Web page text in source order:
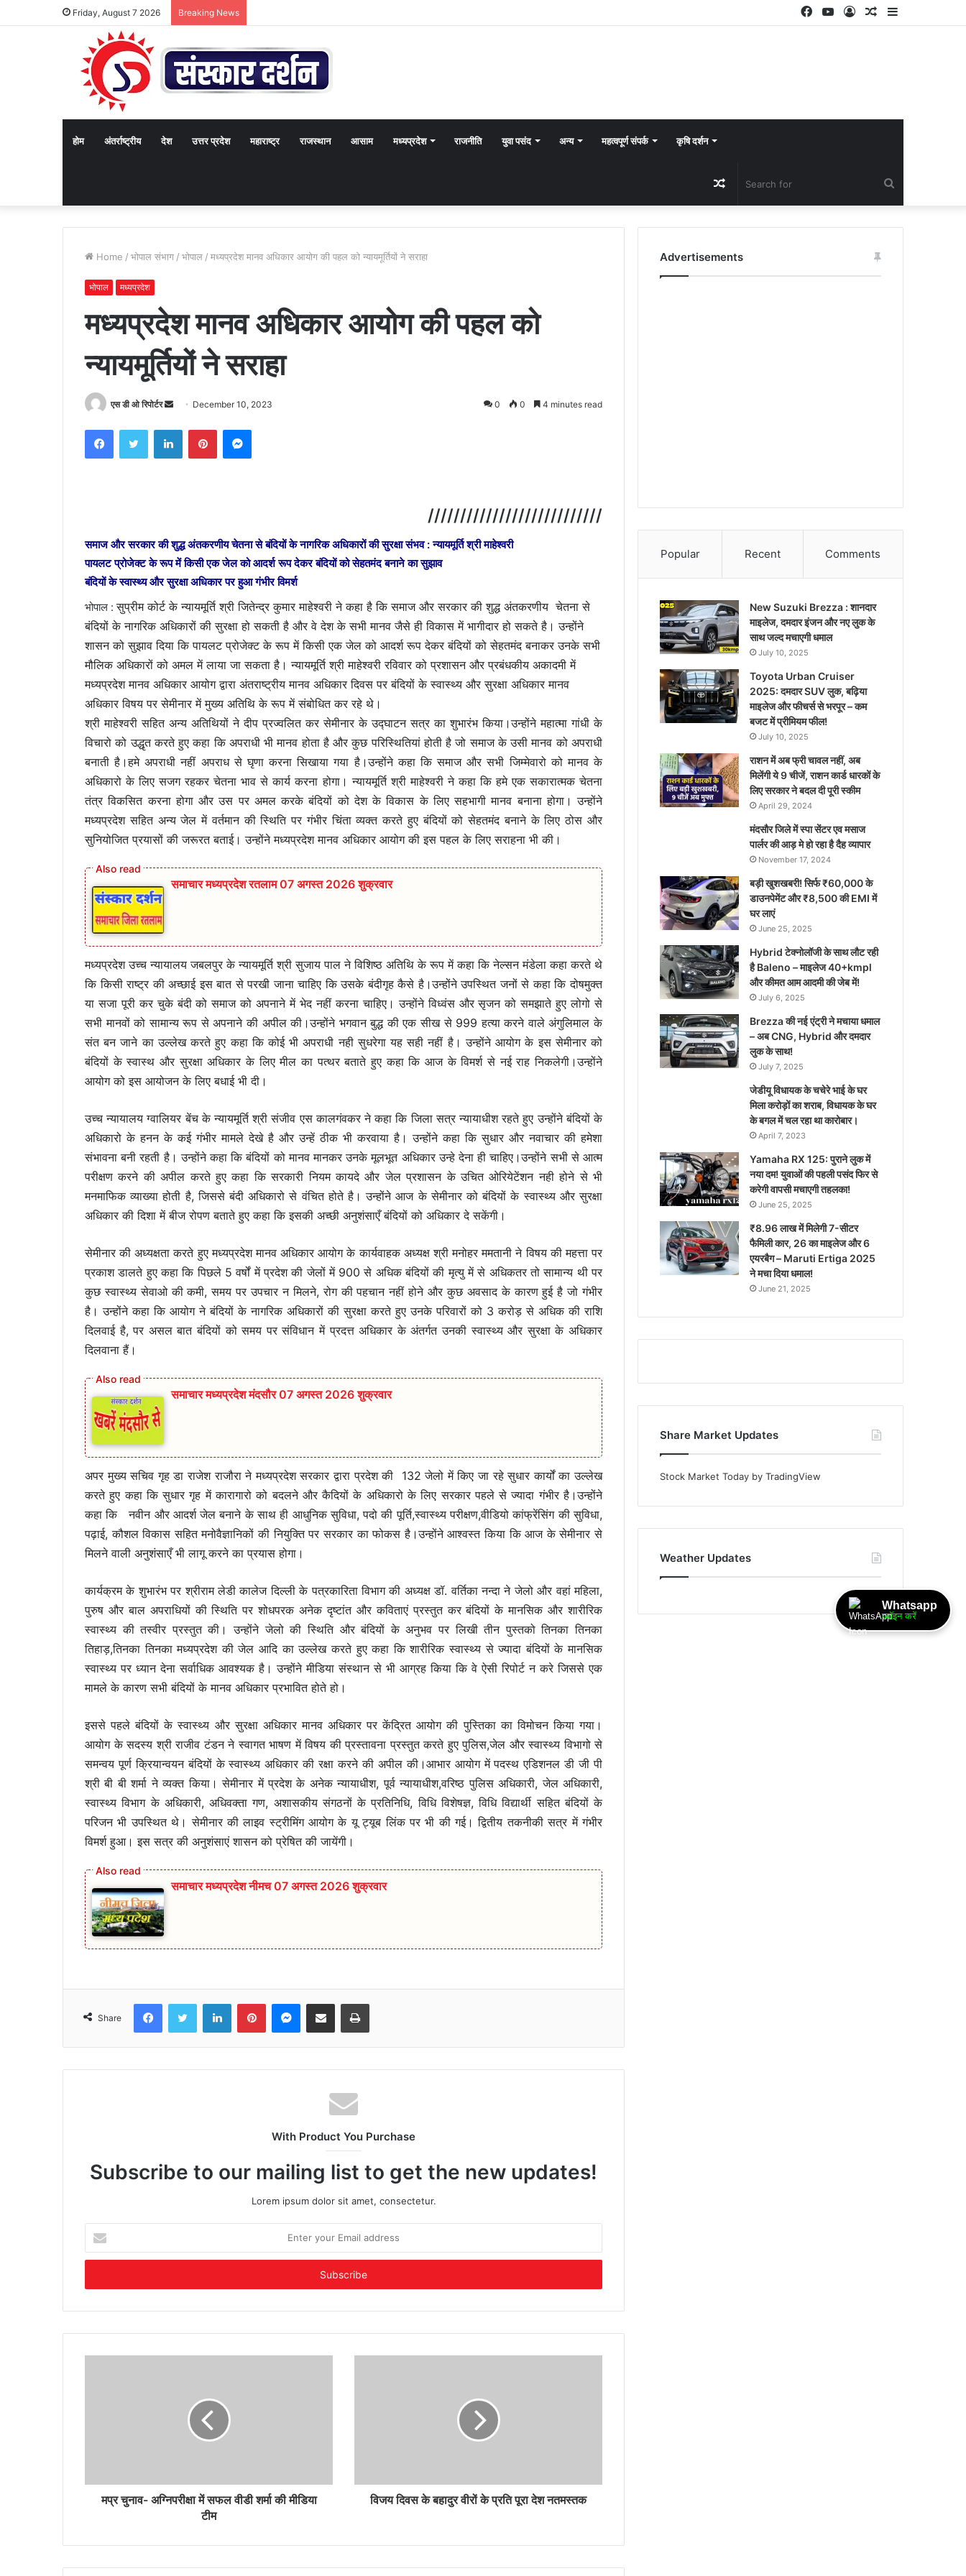
Friday, August 7 2026 Breaking News Sidebar
Random
Log
YouTube
Facebook
होम अंतर्राष्ट्रीय देश उत्तर प्रदेश महाराष्ट्र राजस्थान आसाम मध्यप्रदेश राजनीति युवा पसंद अन्य महत्वपूर्ण संपर्क कृषि दर्शन
for
Random
Article
Home / भोपाल संभाग / भोपाल / मध्यप्रदेश मानव अधिकार आयोग की पहल को न्यायमूर्तियों ने सराहा
भोपाल मध्यप्रदेश
मध्यप्रदेश मानव अधिकार आयोग की पहल को
न्यायमूर्तियों ने सराहा
एस डी ओ रिपोर्टर
Send December 10, 2023 0 0 4 minutes read
FacebookTwitter LinkedInPinterestMessenger
///////////////////////////
समाज और सरकार की शुद्ध अंतकरणीय चेतना से बंदियों के नागरिक अधिकारों की सुरक्षा संभव : न्यायमूर्ति श्री माहेश्वरी
पायलट प्रोजेक्ट के रूप में किसी एक जेल को आदर्श रूप देकर बंदियों को सेहतमंद बनाने का सुझाव
बंदियों के स्वास्थ्य और सुरक्षा अधिकार पर हुआ गंभीर विमर्श
भोपाल :सुप्रीम कोर्ट के न्यायमूर्ति श्री जितेन्द्र कुमार माहेश्वरी ने कहा है कि समाज और सरकार की शुद्ध अंतकरणीयचेतना से
बंदियों के नागरिक अधिकारों की सुरक्षा हो सकती है और वे देश के सभी मानव जैसे ही विकास में भागीदार हो सकते है। उन्होंने
शासन को सुझाव दिया कि पायलट प्रोजेक्ट के रूप में किसी एक जेल को आदर्श रूप देकर बंदियों को सेहतमंद बनाकर उनके सभी
मौलिक अधिकारों को अमल में लाया जा सकता है। न्यायमूर्ति श्री माहेश्वरी रविवार को प्रशासन और प्रबंधकीय अकादमी में
मध्यप्रदेश मानव अधिकार आयोग द्वारा अंतराष्ट्रीय मानव अधिकार दिवस पर बंदियों के स्वास्थ्य और सुरक्षा अधिकार मानव
अधिकार विषय पर सेमीनार में मुख्य अतिथि के रूप में संबोधित कर रहे थे।
श्री माहेश्वरी सहित अन्य अतिथियों ने दीप प्रज्वलित कर सेमीनार के उद्घाटन सत्र का शुभारंभ किया।उन्होंने महात्मा गांधी के
विचारो को उद्धृत करते हुए कहा कि अपराधी भी मानव होता है और कुछ परिस्थितियां होती है जो समाज के उसी मानव को अपराधी
बनाती है।हमे अपराधी नहीं अपराध से घृणा करना सिखाया गया है।उन्होंने कहा कि समाज और सभी जिम्मेवारो को मानव के
अधिकारो के लिए सजग रहकर चेतना भाव से कार्य करना होगा। न्यायमूर्ति श्री माहेश्वरी ने कहा कि हमे एक सकारात्मक चेतना
तंत्र विकसित करना होगा और उस पर अमल करके बंदियों को देश के विकास के लिए सहभागी मानव बनाना होगा। उन्होंने
मध्यप्रदेश सहित अन्य जेल में वर्तमान की स्थिति पर गंभीर चिंता व्यक्त करते हुए बंदियों को सेहतमंद बनाने के लिए ठोस और
सुनियोजित प्रयासों की जरूरत बताई। उन्होंने मध्यप्रदेश मानव अधिकार आयोग की इस पहल के लिए सराहना भी की।
समाचार मध्यप्रदेश रतलाम 07 अगस्त 2026 शुक्रवार
मध्यप्रदेश उच्च न्यायालय जबलपुर के न्यायमूर्ति श्री सुजाय पाल ने विशिष्ठ अतिथि के रूप में कहा कि नेल्सन मंडेला कहा करते थे
कि किसी राष्ट्र की अच्छाई इस बात से परखी जाना चाहिए कि उसके बंदीगृह कैसे है।उन्होंने उपस्थित जनों से कहा कि दोषमुक्त
या सजा पूरी कर चुके बंदी को समाज को अपनाने में भेद नहीं करना चाहिए। उन्होंने विध्वंस और सृजन को समझाते हुए लोगो से
सभी मानवों को सामान्य रूप से अपनाने की अपील की।उन्होंने भगवान बुद्ध की एक सीख से 999हत्या करने वाले अंगुलिमाल के
संत बन जाने का उल्लेख करते हुए कहा कि कोई भी अपराधी नही सुधरेगा यह सही नहीं है। उन्होंने आयोग के इस सेमीनार को
बंदियों के स्वास्थ और सुरक्षा अधिकार के लिए मील का पत्थर बताते हुए कहा कि आज के विमर्श से नई राह निकलेगी।उन्होंने
आयोग को इस आयोजन के लिए बधाई भी दी।
उच्च न्यायालय ग्वालियर बेंच के न्यायमूर्ति श्री संजीव एस कालगंवकर ने कहा कि जिला सत्र न्यायाधीश रहते हुए उन्होंने बंदियों के
अधिकारो के हनन के कई गंभीर मामले देखे है और उन्हें ठीक भी करवाया है। उन्होंने कहा कि सुधार और नवाचार की हमेशा
संभावना बनी रहती है। उन्होंने कहा कि बंदियों को मानव मानकर उनके मूलभूत अधिकार उन्हे देना ही चाहिए।उन्होंने सभी से आत्म
परीक्षण करने की अपील करते हुए कहा कि सरकारी नियम कायदे और जेल प्रशासन के उचित ओरियेटेंशन नही होने से भी
मनमाफिक व्याख्या होती है, जिससे बंदी अधिकारो से वंचित होते है। उन्होंने आज के सेमीनार को बंदियों के स्वास्थ्य और सुरक्षा
अधिकार की दिशा में बीज रोपण बताते हुए कहा कि इसकी अच्छी अनुशंसाएँ बंदियों को अधिकार दे सकेंगी।
सेमीनार की अध्यक्षता करते हुए मध्यप्रदेश मानव अधिकार आयोग के कार्यवाहक अध्यक्ष श्री मनोहर ममतानी ने विषय की महत्ता पर
प्रकाश डालते हुए कहा कि पिछले 5 वर्षों में प्रदेश की जेलों में 900 से अधिक बंदियों की मृत्यु में से अधिकतर तो सामान्य थी पर
कुछ स्वास्थ्य सेवाओ की कमी, समय पर उपचार न मिलने, रोग की पहचान नहीं होने और कुछ अवसाद के कारण हुई है जो गंभीर
है। उन्होंने कहा कि आयोग ने बंदियों के नागरिक अधिकारों की सुरक्षा करते हुए उनके परिवारों को 3 करोड़ से अधिक की राशि
दिलवाई है, पर असल बात बंदियों को समय पर संविधान में प्रदत्त अधिकार के अंतर्गत उनकी स्वास्थ्य और सुरक्षा के अधिकार
दिलवाना हैं।
समाचार मध्यप्रदेश मंदसौर 07 अगस्त 2026 शुक्रवार
अपर मुख्य सचिव गृह डा राजेश राजौरा ने मध्यप्रदेश सरकार द्वारा प्रदेश की 132 जेलो में किए जा रहे सुधार कार्यों का उल्लेख
करते हुए कहा कि सुधार गृह में कारागारो को बदलने और कैदियों के अधिकारो के लिए सरकार पहले से ज्यादा गंभीर है।उन्होंने
कहा कि नवीन और आदर्श जेल बनाने के साथ ही आधुनिक सुविधा, पदो की पूर्ति,स्वास्थ्य परीक्षण,वीडियो कांफ्रेंसिंग की सुविधा,
पढ़ाई,कौशल विकास सहित मनोवैज्ञानिकों की नियुक्ति पर सरकार का फोकस है।उन्होंने आश्वस्त किया कि आज के सेमीनार से
मिलने वाली अनुशंसाएँ भी लागू करने का प्रयास होगा।
कार्यक्रम के शुभारंभ पर श्रीराम लेडी कालेज दिल्ली के पत्रकारिता विभाग की अध्यक्ष डॉ. वर्तिका नन्दा ने जेलो और वहां महिला,
पुरुष और बाल अपराधियों की स्थिति पर शोधपरक अनेक दृष्टांत और कविताएं प्रस्तुत कर बंदियों के मानसिक और शारीरिक
स्वास्थ्य की तस्वीर प्रस्तुत की। उन्होंने जेलो की स्थिति और बंदियों के अनुभव पर लिखी तीन पुस्तको तिनका तिनका
तिहाड़,तिनका तिनका मध्यप्रदेश की जेल आदि का उल्लेख करते हुए कहा कि शारीरिक स्वास्थ्य से ज्यादा बंदियों के मानसिक
स्वास्थ्य पर ध्यान देना सर्वाधिक आवश्यक है। उन्होंने मीडिया संस्थान से भी आग्रह किया कि वे ऐसी रिपोर्ट न करे जिससे एक
मामले के कारण सभी बंदियों के मानव अधिकार प्रभावित होते हो।
इससे पहले बंदियों के स्वास्थ्य और सुरक्षा अधिकार मानव अधिकार पर केंद्रित आयोग की पुस्तिका का विमोचन किया गया।
आयोग के सदस्य श्री राजीव टंडन ने स्वागत भाषण में विषय की प्रस्तावना प्रस्तुत करते हुए पुलिस,जेल और स्वास्थ्य विभागो से
समन्वय पूर्ण क्रियान्वयन बंदियों के स्वास्थ्य अधिकार की रक्षा करने की अपील की।आभार आयोग में पदस्थ एडिशनल डी जी पी
श्री बी बी शर्मा ने व्यक्त किया। सेमीनार में प्रदेश के अनेक न्यायाधीश, पूर्व न्यायाधीश,वरिष्ठ पुलिस अधिकारी, जेल अधिकारी,
स्वास्थ्य विभाग के अधिकारी, अधिवक्ता गण, अशासकीय संगठनों के प्रतिनिधि, विधि विशेषज्ञ, विधि विद्यार्थी सहित बंदियों के
परिजन भी उपस्थित थे। सेमीनार की लाइव स्ट्रीमिंग आयोग के यू ट्यूब लिंक पर भी की गई। द्वितीय तकनीकी सत्र में गंभीर
विमर्श हुआ। इस सत्र की अनुशंसाएं शासन को प्रेषित की जायेंगी।
समाचार मध्यप्रदेश नीमच 07 अगस्त 2026 शुक्रवार
Share
FacebookTwitter LinkedInPinterestMessenger
Share via Email Print
With Product You Purchase
Subscribe to our mailing list to get the new updates!
Lorem ipsum dolor sit amet, consectetur.
your
Email
मप्र चुनाव- अग्निपरीक्षा में सफल वीडी शर्मा की मीडिया
टीम
विजय दिवस के बहादुर वीरों के प्रति पूरा देश नतमस्तक
Advertisements
Popular Recent Comments
New Suzuki Brezza : शानदार
माइलेज, दमदार इंजन और नए लुक के
साथ जल्द मचाएगी धमाल
July 10, 2025
Toyota Urban Cruiser
2025: दमदार SUV लुक, बढ़िया
माइलेज और फीचर्स से भरपूर – कम
बजट में प्रीमियम फील!
July 10, 2025
राशन में अब फ्री चावल नहीं, अब
मिलेंगी ये 9 चीजें, राशन कार्ड धारकों के
लिए सरकार ने बदल दी पूरी स्कीम
April 29, 2024
मंदसौर जिले में स्पा सेंटर एव मसाज
पार्लर की आड़ मे हो रहा है दैह व्यापार
November 17, 2024
बड़ी खुशखबरी! सिर्फ ₹60,000 के
डाउनपेमेंट और ₹8,500 की EMI में
घर लाएं
June 25, 2025
Hybrid टेक्नोलॉजी के साथ लौट रही
है Baleno – माइलेज 40+kmpl
और कीमत आम आदमी की जेब में!
July 6, 2025
Brezza की नई एंट्री ने मचाया धमाल
– अब CNG, Hybrid और दमदार
लुक के साथ!
July 7, 2025
जेडीयू विधायक के चचेरे भाई के घर
मिला करोड़ों का शराब, विधायक के घर
के बगल में चल रहा था कारोबार।
April 7, 2023
Yamaha RX 125: पुराने लुक में
नया दम! युवाओं की पहली पसंद फिर से
करेगी वापसी मचाएगी तहलका!
June 25, 2025
₹8.96 लाख में मिलेगी 7-सीटर
फैमिली कार, 26 का माइलेज और 6
एयरबैग – Maruti Ertiga 2025
ने मचा दिया धमाल!
June 21, 2025
Share Market Updates
Stock Market Today by TradingView
Weather Updates
Whatsapp
ज्वॉइन करें